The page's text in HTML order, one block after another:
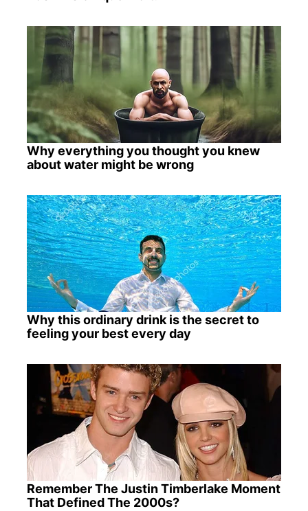
Why everything you thought you knew
about water might be wrong
Why this ordinary drink is the secret to
feeling your best every day
Remember The Justin Timberlake Moment
That Defined The 2000s?